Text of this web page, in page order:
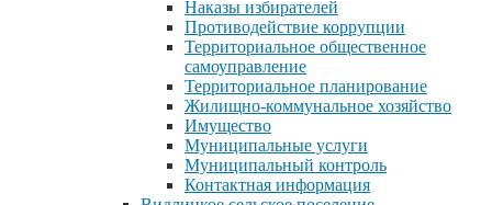
Наказы избирателей
Противодействие коррупции
Территориальное общественное
самоуправление
Территориальное планирование
Жилищно-коммунальное хозяйство
Имущество
Муниципальные услуги
Муниципальный контроль
Контактная информация